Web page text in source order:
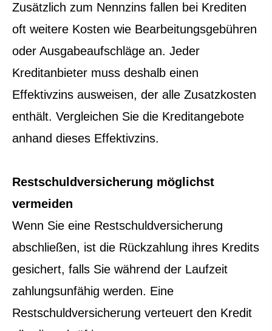
Zusätzlich zum Nennzins fallen bei Krediten
oft weitere Kosten wie Bearbeitungsgebühren
oder Ausgabeaufschläge an. Jeder
Kreditanbieter muss deshalb einen
Effektivzins ausweisen, der alle Zusatzkosten
enthält. Vergleichen Sie die Kreditangebote
anhand dieses Effektivzins.
Restschuldversicherung möglichst
vermeiden
Wenn Sie eine Restschuldversicherung
abschließen, ist die Rückzahlung ihres Kredits
gesichert, falls Sie während der Laufzeit
zahlungsunfähig werden. Eine
Restschuldversicherung verteuert den Kredit